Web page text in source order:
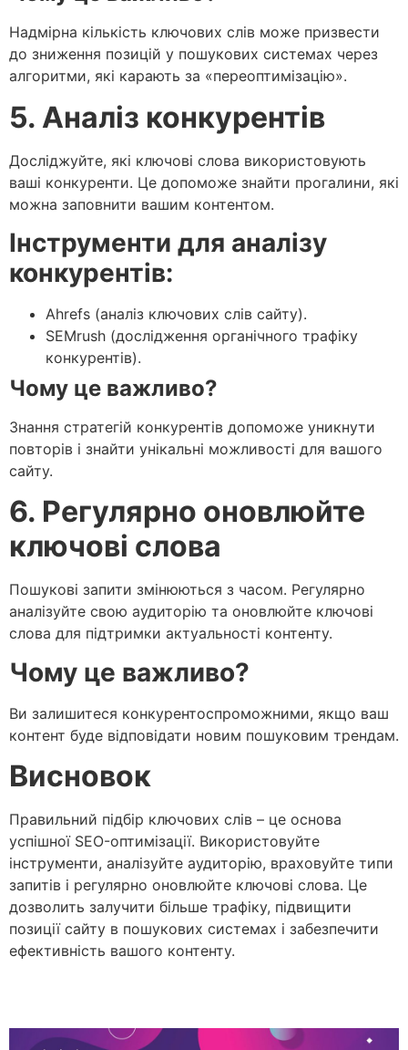
Надмірна кількість ключових слів може призвести
до зниження позицій у пошукових системах через
алгоритми, які карають за «переоптимізацію».
5. Аналіз конкурентів
Досліджуйте, які ключові слова використовують
ваші конкуренти. Це допоможе знайти прогалини, які
можна заповнити вашим контентом.
Інструменти для аналізу
конкурентів:
Ahrefs (аналіз ключових слів сайту).
SEMrush (дослідження органічного трафіку
конкурентів).
Чому це важливо?
Знання стратегій конкурентів допоможе уникнути
повторів і знайти унікальні можливості для вашого
сайту.
6. Регулярно оновлюйте
ключові слова
Пошукові запити змінюються з часом. Регулярно
аналізуйте свою аудиторію та оновлюйте ключові
слова для підтримки актуальності контенту.
Чому це важливо?
Ви залишитеся конкурентоспроможними, якщо ваш
контент буде відповідати новим пошуковим трендам.
Висновок
Правильний підбір ключових слів – це основа
успішної SEO-оптимізації. Використовуйте
інструменти, аналізуйте аудиторію, враховуйте типи
запитів і регулярно оновлюйте ключові слова. Це
дозволить залучити більше трафіку, підвищити
позиції сайту в пошукових системах і забезпечити
ефективність вашого контенту.